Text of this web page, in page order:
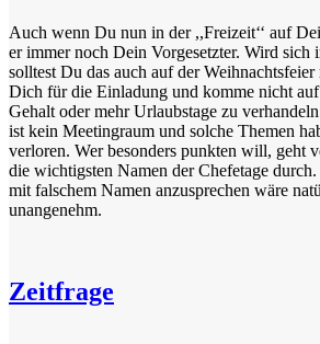
Auch wenn Du nun in der ,,Freizeit‘‘ auf
er immer noch Dein Vorgesetzter. Wird sich
solltest Du das auch auf der
Dich für die Einladung und komme nicht
Gehalt oder mehr Urlaubstage zu
ist kein Meetingraum und solche Themen
verloren. Wer besonders punkten will, geht
die wichtigsten Namen der Chefetage
mit falschem Namen anzusprechen wäre
unangenehm.
Zeitfrage